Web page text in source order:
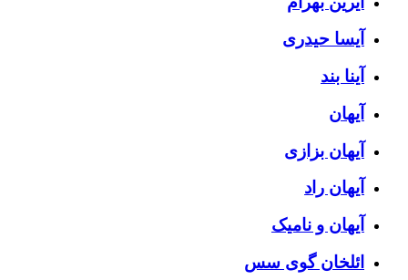
آیسا حیدری
آینا بند
آیهان
آیهان بزازی
آیهان راد
آیهان و نامیک
ائلخان گوی سس